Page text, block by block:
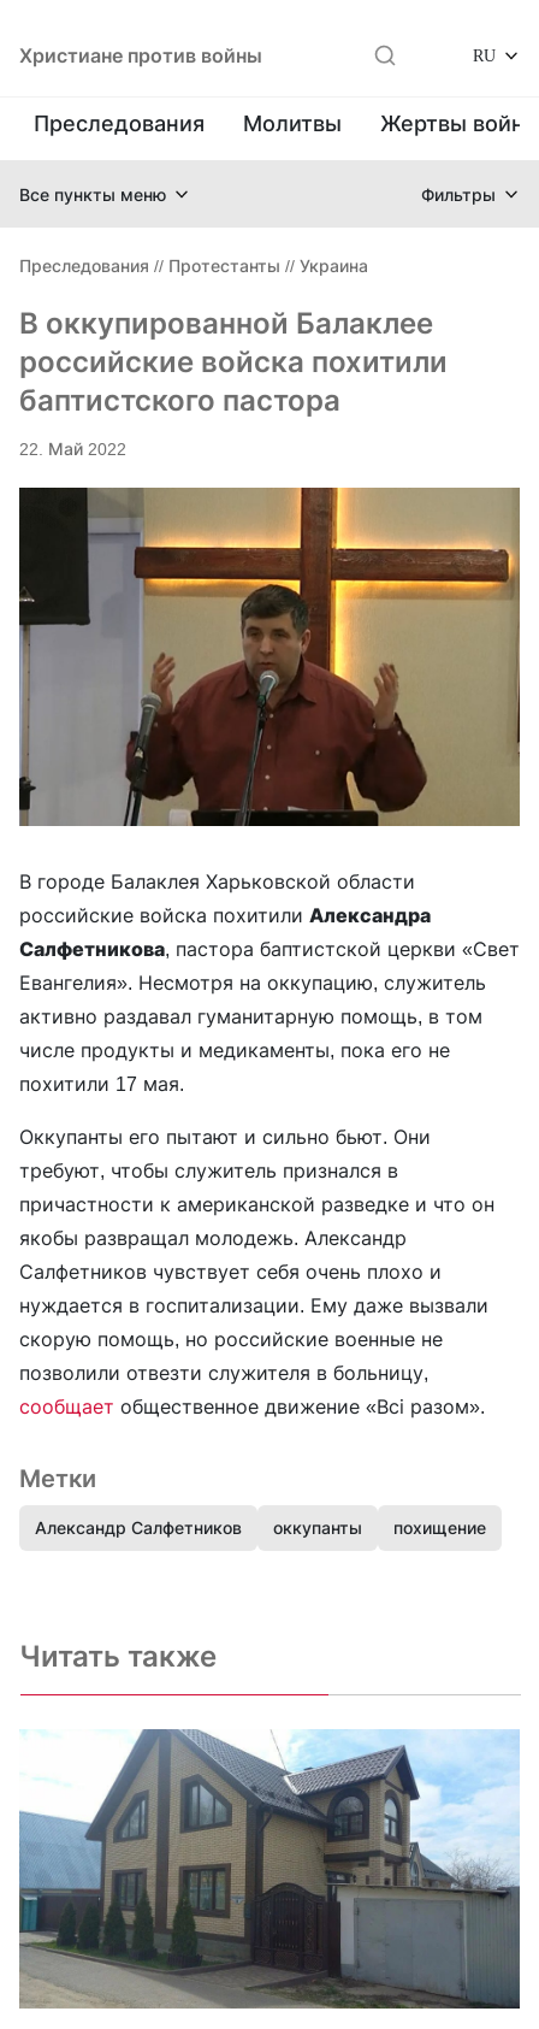
Христиане против войны RU
Преследования Молитвы Жертвы
Все пункты меню Фильтры
Преследования // Протестанты // Украина
В оккупированной Балаклее
российские войска похитили
баптистского пастора
22. Май 2022
В городе Балаклея Харьковской области
российские войска похитили Александра
Салфетникова, пастора баптистской церкви «Свет
Евангелия». Несмотря на оккупацию, служитель
активно раздавал гуманитарную помощь, в том
числе продукты и медикаменты, пока его не
похитили 17 мая.
Оккупанты его пытают и сильно бьют. Они
требуют, чтобы служитель признался в
причастности к американской разведке и что он
якобы развращал молодежь. Александр
Салфетников чувствует себя очень плохо и
нуждается в госпитализации. Ему даже вызвали
скорую помощь, но российские военные не
позволили отвезти служителя в больницу,
сообщает общественное движение «Всі разом».
Метки
Александр Салфетников оккупанты похищение
Читать также